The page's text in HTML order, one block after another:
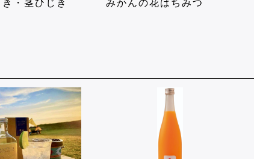
・茎ひじき みかんの花はちみつ